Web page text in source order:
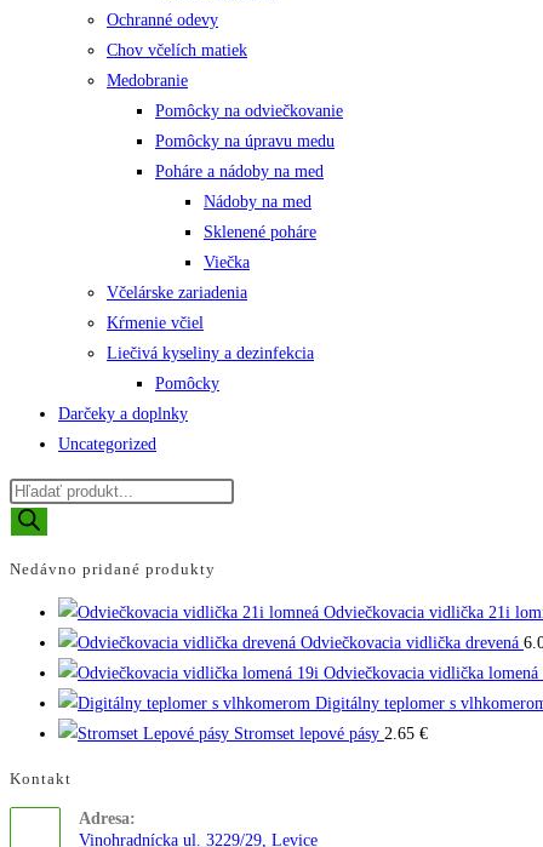
Ochranné odevy
Chov včelích matiek
Medobranie
Pomôcky na odviečkovanie
Pomôcky na úpravu medu
Poháre a nádoby na med
Nádoby na med
Sklenené poháre
Viečka
Včelárske zariadenia
Kŕmenie včiel
Liečivá kyseliny a dezinfekcia
Pomôcky
Darčeky a doplnky
Uncategorized
Products
search
Nedávno pridané produkty
Odviečkovacia vidlička 21i
Odviečkovacia vidlička drevená
Odviečkovacia vidlička lomená
Digitálny teplomer s
Stromset lepové pásy 2.65 €
Kontakt
Adresa:
Vinohradnícka ul. 3229/29, Levice